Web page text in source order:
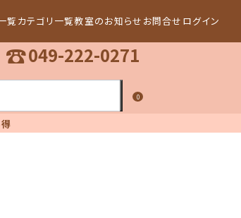
覧 カテゴリ一覧教室のお知らせ お問合せ ログイン
☎049-222-0271
0